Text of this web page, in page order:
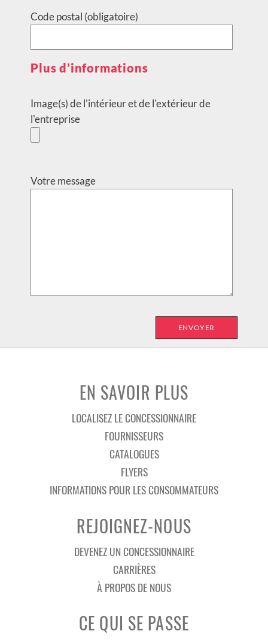
Code postal (obligatoire)
Plus d’informations
Image(s) de l'intérieur et de l'extérieur de
l'entreprise
Votre message
EN SAVOIR PLUS
LOCALISEZ LE CONCESSIONNAIRE
FOURNISSEURS
CATALOGUES
FLYERS
INFORMATIONS POUR LES CONSOMMATEURS
REJOIGNEZ-NOUS
DEVENEZ UN CONCESSIONNAIRE
CARRIÈRES
À PROPOS DE NOUS
CE QUI SE PASSE